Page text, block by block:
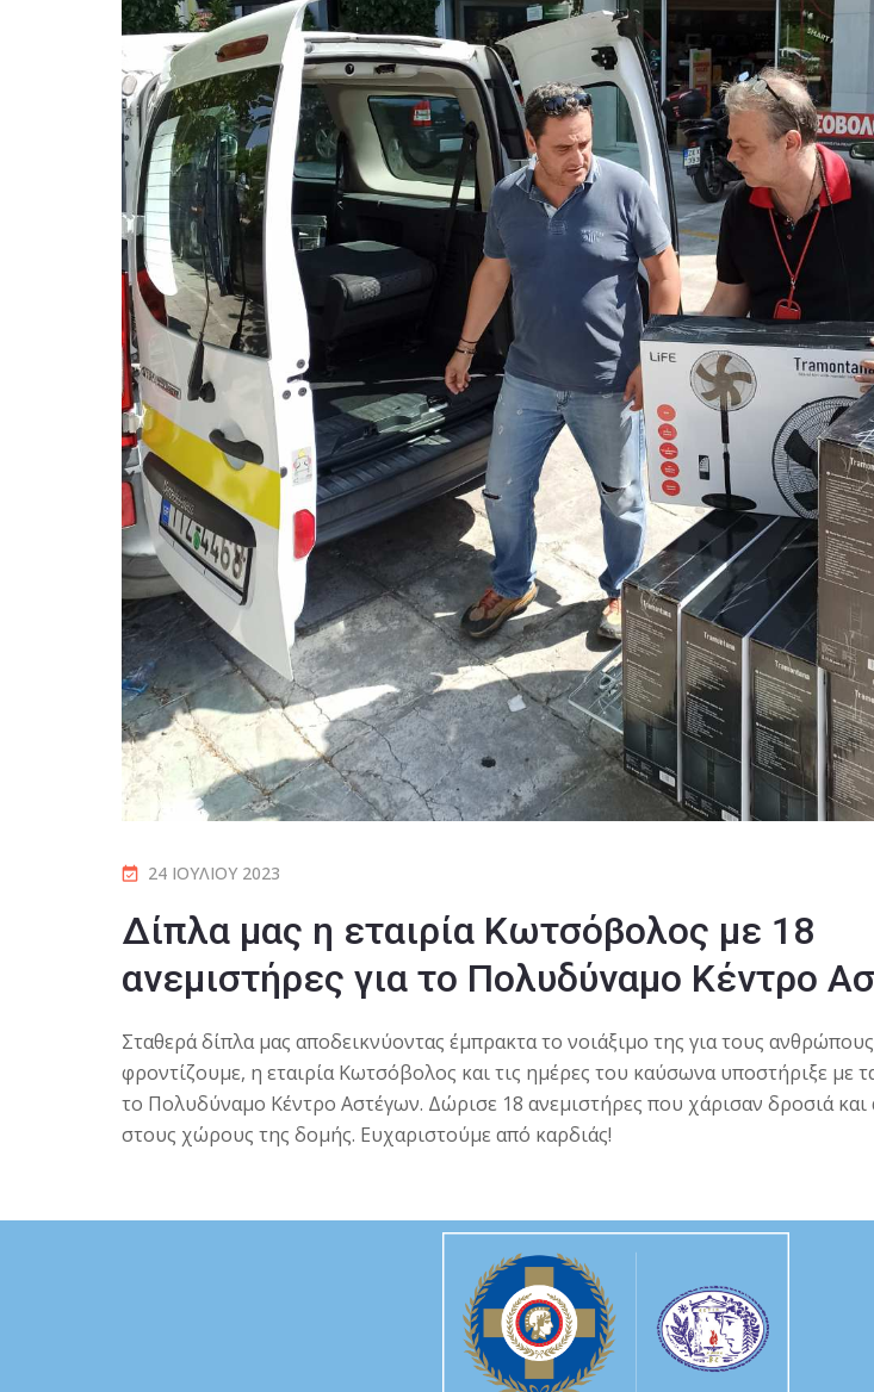
24 ΙΟΥΛΊΟΥ 2023
Δίπλα μας η εταιρία Κωτσόβολος με 18
ανεμιστήρες για το Πολυδύναμο Κέντρο
Σταθερά δίπλα μας αποδεικνύοντας έμπρακτα το νοιάξιμο της για τους
φροντίζουμε, η εταιρία Kωτσόβολος και τις ημέρες του καύσωνα υποστήριξε με
το Πολυδύναμο Κέντρο Αστέγων. Δώρισε 18 ανεμιστήρες που χάρισαν δροσιά και
στους χώρους της δομής. Ευχαριστούμε από καρδιάς!